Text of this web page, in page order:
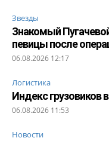
Звезды
Знакомый
певицы после
06.08.2026 12:17
Логистика
Индекс грузовиков
06.08.2026 11:53
Новости